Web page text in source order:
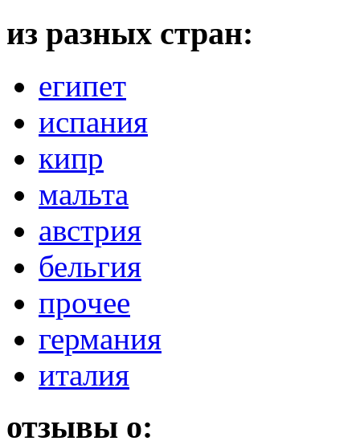
из разных стран:
египет
испания
кипр
мальта
австрия
бельгия
прочее
германия
италия
отзывы о: